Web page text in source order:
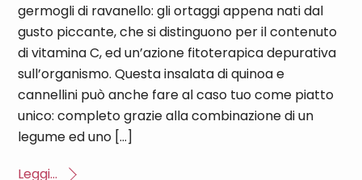
germogli di ravanello: gli ortaggi appena nati dal
gusto piccante, che si distinguono per il contenuto
di vitamina C, ed un’azione fitoterapica depurativa
sull’organismo. Questa insalata di quinoa e
cannellini può anche fare al caso tuo come piatto
unico: completo grazie alla combinazione di un
legume ed uno […]
Leggi...